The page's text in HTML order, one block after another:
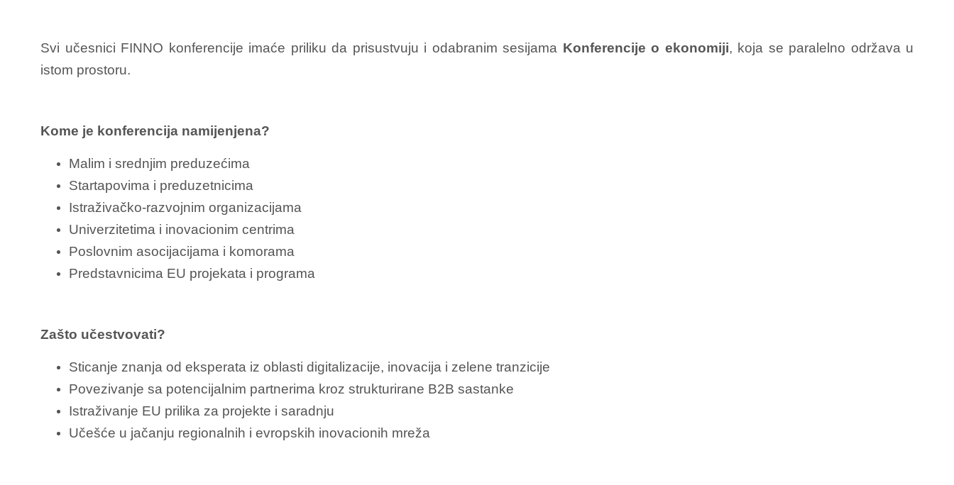
Svi učesnici FINNO konferencije imaće priliku da prisustvuju i odabranim sesijama Konferencije o ekonomiji, koja se paralelno održava u
istom prostoru.
Kome je konferencija namijenjena?
Malim i srednjim preduzećima
Startapovima i preduzetnicima
Istraživačko-razvojnim organizacijama
Univerzitetima i inovacionim centrima
Poslovnim asocijacijama i komorama
Predstavnicima EU projekata i programa
Zašto učestvovati?
Sticanje znanja od eksperata iz oblasti digitalizacije, inovacija i zelene tranzicije
Povezivanje sa potencijalnim partnerima kroz strukturirane B2B sastanke
Istraživanje EU prilika za projekte i saradnju
Učešće u jačanju regionalnih i evropskih inovacionih mreža